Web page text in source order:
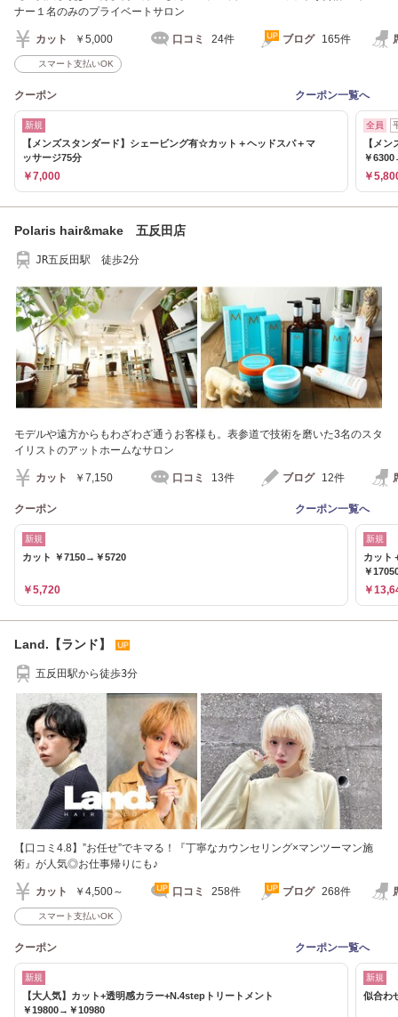
ナー１名のみのプライベートサロン
カット ￥5,000 口コミ 24件 ブログ 165件
スマート支払いOK
クーポン クーポン一覧へ
新規
【メンズスタンダード】シェービング有☆カット＋ヘッドスパ＋マ
ッサージ75分
￥7,000
全員
【メ
￥
￥
Polaris hair&make 五反田店
JR五反田駅 徒歩2分
モデルや遠方からもわざわざ通うお客様も。表参道で技術を磨いた3名のスタ
イリストのアットホームなサロン
カット ￥7,150 口コミ 13件 ブログ 12件
クーポン クーポン一覧へ
新規
カット ￥7150→￥5720
￥5,720
新規
カット
￥
￥
Land.【ランド】
五反田駅から徒歩3分
【口コミ4.8】”お任せ”でキマる！『丁寧なカウンセリング×マンツーマン施
術』が人気◎お仕事帰りにも♪
カット ￥4,500～ 口コミ 258件 ブログ 268件
スマート支払いOK
クーポン クーポン一覧へ
新規
【大人気】カット+透明感カラー+N.4stepトリートメント
￥19800→￥10980
新規
似合わ